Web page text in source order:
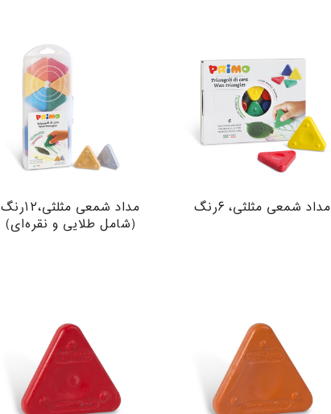
مداد شمعی مثلثی، ۶رنگ
مداد شمعی مثلثی،۱۲رنگ
(شامل طلایی و نقره‌ای)